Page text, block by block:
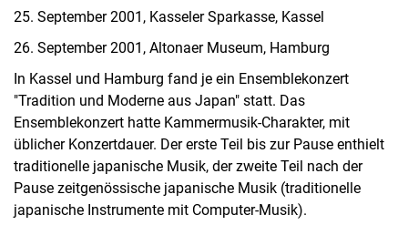
25. September 2001, Kasseler Sparkasse, Kassel
26. September 2001, Altonaer Museum, Hamburg
In Kassel und Hamburg fand je ein Ensemblekonzert
"Tradition und Moderne aus Japan" statt. Das
Ensemblekonzert hatte Kammermusik-Charakter, mit
üblicher Konzertdauer. Der erste Teil bis zur Pause enthielt
traditionelle japanische Musik, der zweite Teil nach der
Pause zeitgenössische japanische Musik (traditionelle
japanische Instrumente mit Computer-Musik).